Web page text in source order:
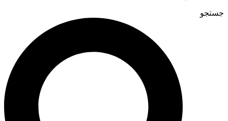
جستجو